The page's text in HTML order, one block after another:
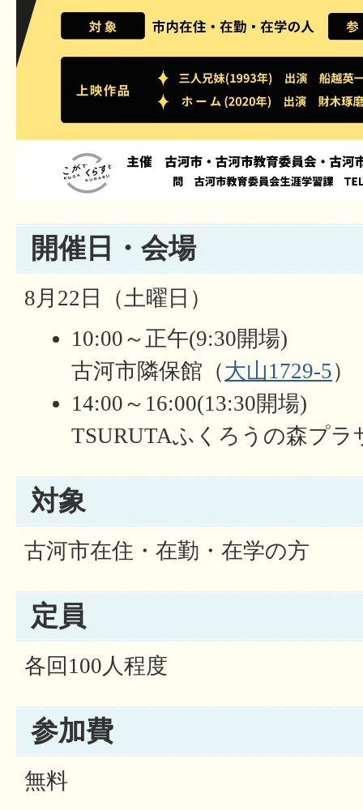
開催日・会場
8月22日（土曜日）
10:00～正午(9:30開場)
古河市隣保館（大山1729-5）
14:00～16:00(13:30開場)
TSURUTAふくろうの森プラ
対象
古河市在住・在勤・在学の方
定員
各回100人程度
参加費
無料